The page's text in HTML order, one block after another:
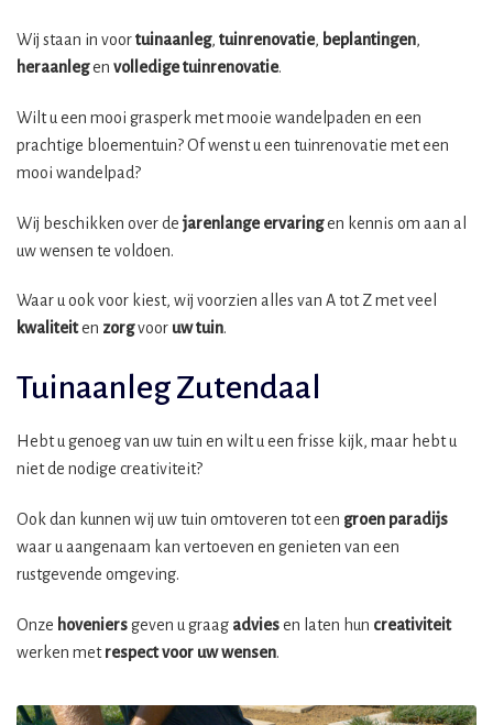
Wij staan in voortuinaanleg, tuinrenovatie, beplantingen,
heraanlegen volledige tuinrenovatie.
Wilt u een mooi grasperk met mooie wandelpaden en een
prachtige bloementuin? Of wenst u een tuinrenovatie met een
mooi wandelpad?
Wij beschikken over dejarenlange ervaringen kennis om aan al
uw wensen te voldoen.
Waar u ook voor kiest, wij voorzien alles van A tot Z met veel
kwaliteiten zorgvoor uw tuin.
Tuinaanleg Zutendaal
Hebt u genoeg van uw tuin en wilt u een frisse kijk, maar hebt u
niet de nodige creativiteit?
Ook dan kunnen wij uw tuin omtoveren tot een groen paradijs
waar u aangenaam kan vertoeven en genieten van een
rustgevende omgeving.
Onze hoveniersgeven u graag adviesen laten hun creativiteit
werken metrespect voor uw wensen.